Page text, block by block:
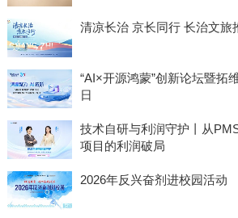
清凉长治 京长同行 长治文旅
“AI×开源鸿蒙”创新论坛暨拓
日
技术自研与利润守护丨从
项目的利润破局
2026年反兴奋剂进校园活动